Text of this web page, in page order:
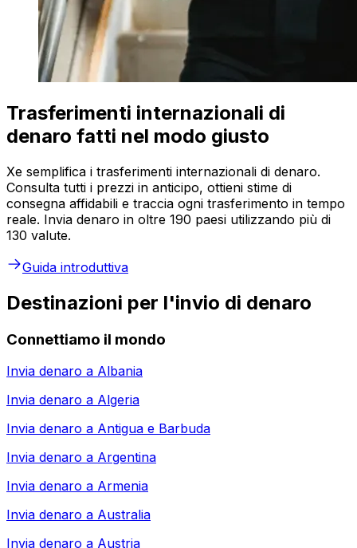
Trasferimenti internazionali di
denaro fatti nel modo giusto
Xe semplifica i trasferimenti internazionali di denaro.
Consulta tutti i prezzi in anticipo, ottieni stime di
consegna affidabili e traccia ogni trasferimento in tempo
reale. Invia denaro in oltre 190 paesi utilizzando più di
130 valute.
Guida introduttiva
Destinazioni per l'invio di denaro
Connettiamo il mondo
Invia denaro a Albania
Invia denaro a Algeria
Invia denaro a Antigua e Barbuda
Invia denaro a Argentina
Invia denaro a Armenia
Invia denaro a Australia
Invia denaro a Austria